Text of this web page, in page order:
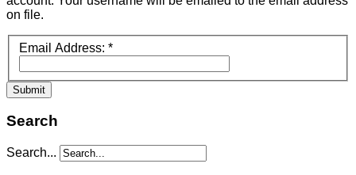
on file.
Email Address: *
Submit
Search
Search...